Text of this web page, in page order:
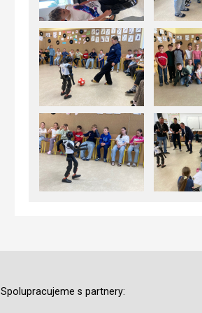
Spolupracujeme s partnery: